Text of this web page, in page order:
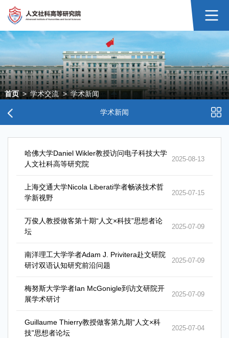
首页 > 学术交流 > 学术新闻
学术新闻
哈佛大学Daniel Wikler教授访问电子科技大学
人文社科高等研究院
2025-08-13
上海交通大学Nicola Liberati学者畅谈技术哲
学新视野
2025-07-15
万俊人教授做客第十期“人文×科技”思想者论
坛
2025-07-09
南洋理工大学学者Adam J. Privitera赴文研院
研讨双语认知研究前沿问题
2025-07-09
梅努斯大学学者Ian McGonigle到访文研院开
展学术研讨
2025-07-09
Guillaume Thierry教授做客第九期“人文×科
技”思想者论坛
2025-07-04